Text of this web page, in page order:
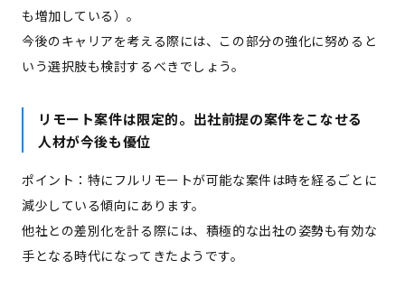
も増加している）。
今後のキャリアを考える際には、この部分の強化に努めると
いう選択肢も検討するべきでしょう。
リモート案件は限定的。出社前提の案件をこなせる
人材が今後も優位
ポイント：特にフルリモートが可能な案件は時を経るごとに
減少している傾向にあります。
他社との差別化を計る際には、積極的な出社の姿勢も有効な
手となる時代になってきたようです。